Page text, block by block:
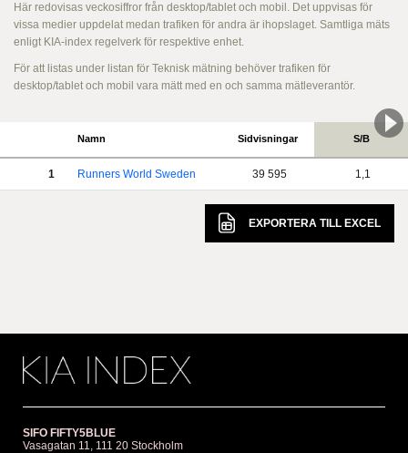
Här redovisas veckosiffror från desktop/tablet och mobil. Det uppvisas för
vissa medier uppdelat medan trafiken för andra är ihopslaget. Samtliga mäts
enligt KIA-index regelverk för respektive enhet.
För att listas under listan för Teknisk mätning behöver trafiken för
desktop/tablet och mobil vara mätt med en och samma mätleverantör.
Namn Sidvisningar S/B
1 Runners World Sweden 39 595 1,1
EXPORTERA TILL EXCEL
SIFO FIFTY5BLUE
Vasagatan 11, 111 20 Stockholm